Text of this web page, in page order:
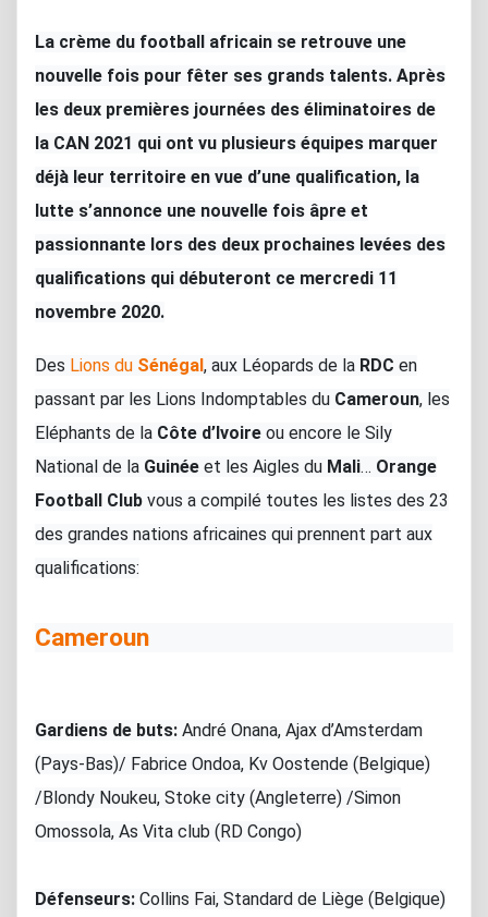
La crème du football africain se retrouve une
nouvelle fois pour fêter ses grands talents. Après
les deux premières journées des éliminatoires de
la CAN 2021 qui ont vu plusieurs équipes marquer
déjà leur territoire en vue d’une qualification, la
lutte s’annonce une nouvelle fois âpre et
passionnante lors des deux prochaines levées des
qualifications qui débuteront ce mercredi 11
novembre 2020.
Des Lions du Sénégal, aux Léopards de la RDC en
passant par les Lions Indomptables du Cameroun, les
Eléphants de la Côte d’Ivoire ou encore le Sily
National de la Guinée et les Aigles du Mali… Orange
Football Club vous a compilé toutes les listes des 23
des grandes nations africaines qui prennent part aux
qualifications:
Cameroun
Gardiens de buts: André Onana, Ajax d’Amsterdam
(Pays-Bas)/ Fabrice Ondoa, Kv Oostende (Belgique)
/Blondy Noukeu, Stoke city (Angleterre) /Simon
Omossola, As Vita club (RD Congo)
Défenseurs: Collins Fai, Standard de Liège (Belgique)